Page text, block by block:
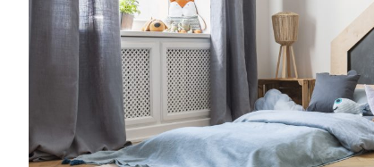
creatività, vita lavorativa. Entra anche
Families: la nostra community è
al mese riceverai consigli per rendere
l’organizzazione della tua famiglia,
crescita, cucina, creatività, vita
mondo delle Royal Families: la nostra